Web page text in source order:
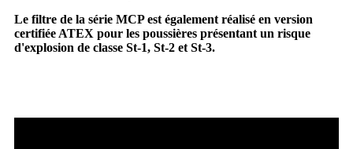
Le filtre de la série MCP est également réalisé en version
certifiée ATEX pour les poussières présentant un risque
d'explosion de classe St-1, St-2 et St-3.